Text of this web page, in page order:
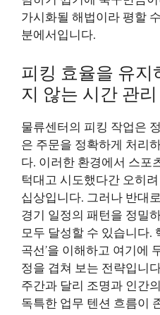
가시화될 해법이라 평할
분에서입니다.
피킹 효율을 유지
지 않는 시간 관
물류센터의 피킹 작업은
은 주문을 정확하게 처리
다. 이러한 환경에서 스포
턱대고 시도했다간 오히
십상입니다. 그러나 반대
경기 일정의 패턴을 정밀
모두 달성할 수 있습니다.
곡선’을 이해하고 여기에
정을 겹쳐 보는 전략입니
주간과 달리 조명과 인간
독특한 업무 텐션 흐름이